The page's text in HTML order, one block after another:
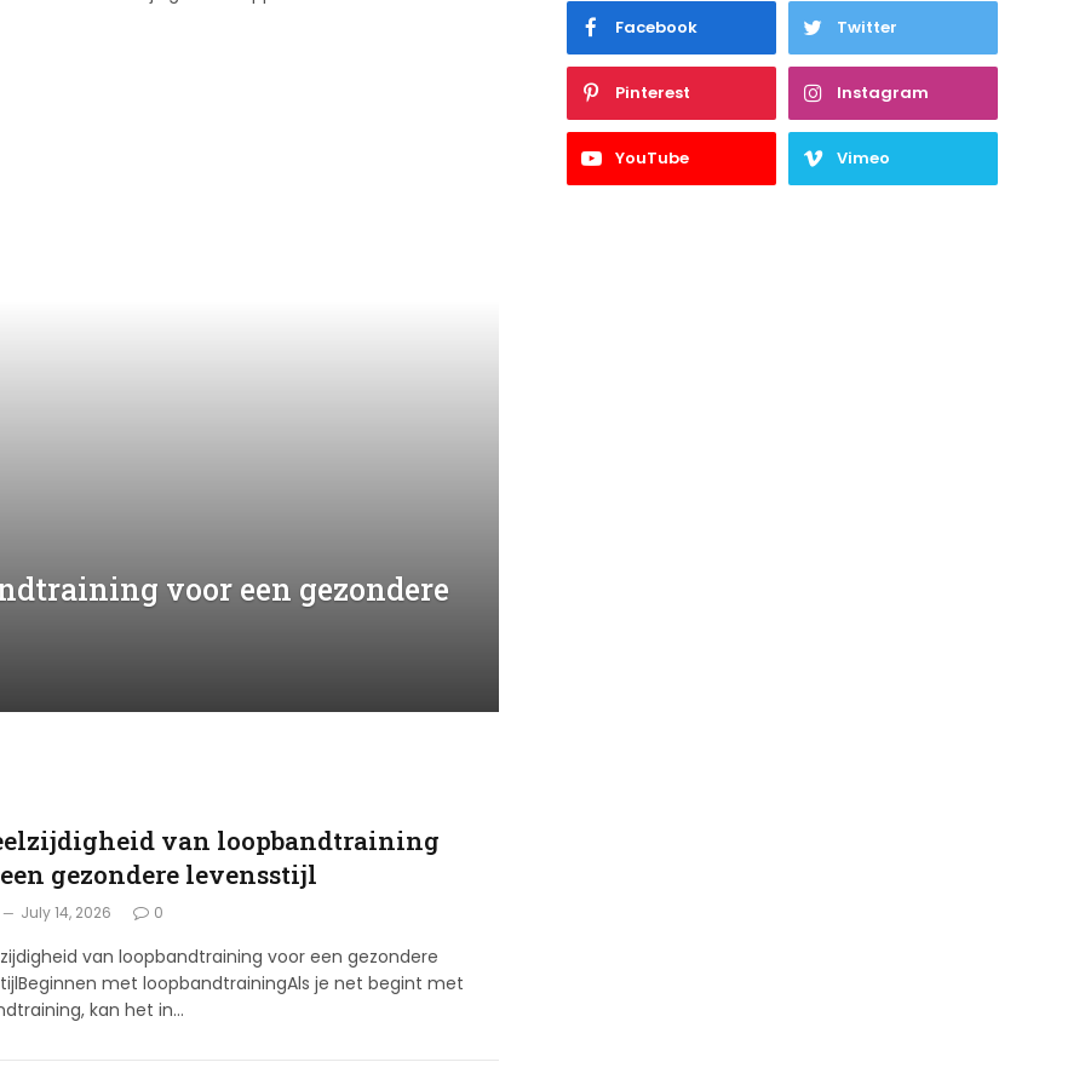
voor een gezondere
van loopbandtraining
gezondere levensstijl
July 14, 2026 0
van loopbandtraining voor een gezondere
met loopbandtrainingAls je net begint met
kan het in…
Facebook Twitter
Pinterest Instagram
YouTube Vimeo